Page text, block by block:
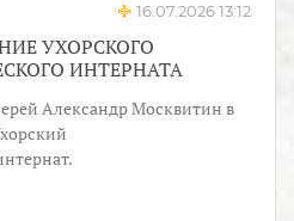
16.07.2026 13:12
УХОРСКОГО
ИНТЕРНАТА
Александр Москвитин в